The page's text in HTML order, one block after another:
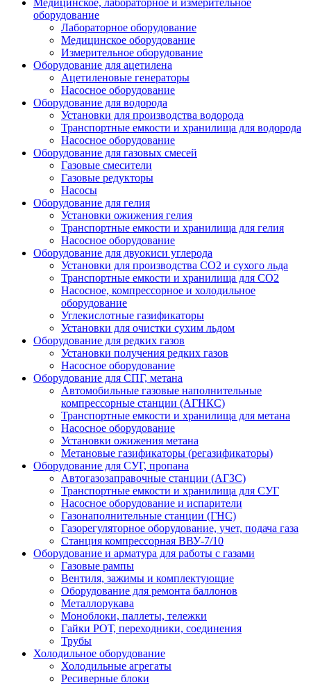
Медицинское, лабораторное и измерительное
оборудование
Лабораторное оборудование
Медицинское оборудование
Измерительное оборудование
Оборудование для ацетилена
Ацетиленовые генераторы
Насосное оборудование
Оборудование для водорода
Установки для производства водорода
Транспортные емкости и хранилища для водорода
Насосное оборудование
Оборудование для газовых смесей
Газовые смесители
Газовые редукторы
Насосы
Оборудование для гелия
Установки ожижения гелия
Транспортные емкости и хранилища для гелия
Насосное оборудование
Оборудование для двуокиси углерода
Установки для производства СО2 и сухого льда
Транспортные емкости и хранилища для CO2
Насосное, компрессорное и холодильное
оборудование
Углекислотные газификаторы
Установки для очистки сухим льдом
Оборудование для редких газов
Установки получения редких газов
Насосное оборудование
Оборудование для СПГ, метана
Автомобильные газовые наполнительные
компрессорные станции (АГНКС)
Транспортные емкости и хранилища для метана
Насосное оборудование
Установки ожижения метана
Метановые газификаторы (регазификаторы)
Оборудование для СУГ, пропана
Автогазозаправочные станции (АГЗС)
Транспортные емкости и хранилища для СУГ
Насосное оборудование и испарители
Газонаполнительные станции (ГНС)
Газорегуляторное оборудование, учет, подача газа
Станция компрессорная ВВУ-7/10
Оборудование и арматура для работы с газами
Газовые рампы
Вентиля, зажимы и комплектующие
Оборудование для ремонта баллонов
Металлорукава
Моноблоки, паллеты, тележки
Гайки РОТ, переходники, соединения
Трубы
Холодильное оборудование
Холодильные агрегаты
Ресиверные блоки